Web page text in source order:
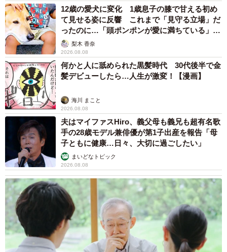
12歳の愛犬に変化 1歳息子の膝で甘える初め
て見せる姿に反響 これまで「見守る立場」だ
ったのに…「頭ポンポンが愛に満ちている」
「尊…」
梨木 香奈
2026.08.08
何かと人に舐められた黒髪時代 30代後半で金
髪デビューしたら…人生が激変！【漫画】
海川 まこと
2026.08.08
夫はマイファスHiro、義父母も義兄も超有名歌
手の28歳モデル兼俳優が第1子出産を報告「母
子ともに健康…日々、大切に過ごしたい」
まいどなトピック
2026.08.08